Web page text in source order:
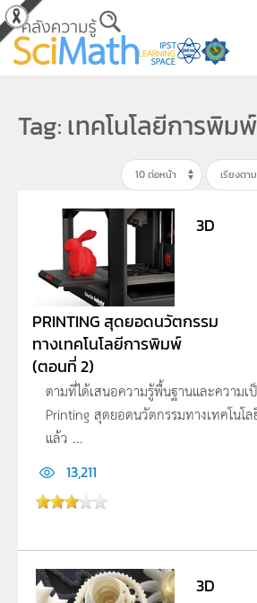
Skip to main content
Tag: เทคโนโลยีการพิมพ์
3D
PRINTING สุดยอดนวัตกรรม
ทางเทคโนโลยีการพิมพ์
(ตอนที่ 2)
ตามที่ได้เสนอความรู้พื้นฐานและความเ
Printing สุดยอดนวัตกรรมทางเทคโน
แล้ว ...
13,211
3D